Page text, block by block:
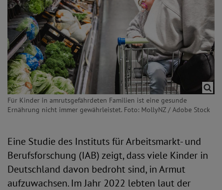
Für Kinder in amrutsgefährdeten Familien ist eine gesunde
Ernährung nicht immer gewährleistet. Foto: MollyNZ / Adobe Stock
Eine Studie des Instituts für Arbeitsmarkt- und
Berufsforschung (IAB) zeigt, dass viele Kinder in
Deutschland davon bedroht sind, in Armut
aufzuwachsen. Im Jahr 2022 lebten laut der